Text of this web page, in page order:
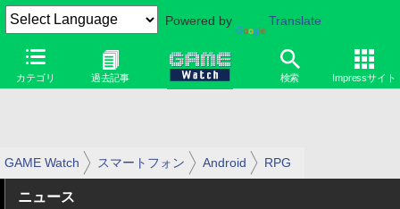
Powered by Translate
カテゴリ 過去記事 検索 Impressサイト
GAME Watch スマートフォン Android RPG
ニュース